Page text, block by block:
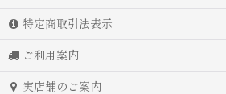
特定商取引法表示
ご利用案内
実店舗のご案内